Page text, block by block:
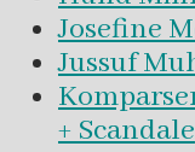
Josefine
Jussuf
+ Scandale